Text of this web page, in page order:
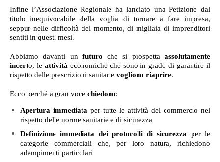
Infine l’Associazione Regionale ha lanciato una Petizione dal
titolo inequivocabile della voglia di tornare a fare impresa,
seppur nelle difficoltà del momento, di migliaia di imprenditori
sentiti in questi mesi.
Abbiamo davanti un futuro che si prospettaassolutamente
incerto, le attività economiche che sono in grado di garantire il
rispetto delle prescrizioni sanitarie vogliono riaprire.
Ecco perché a gran voce chiedono:
Apertura immediata per tutte le attività del commercio nel
rispetto delle norme sanitarie e di sicurezza
Definizione immediata dei protocolli di sicurezza per le
categorie commerciali che, per loro natura, richiedono
adempimenti particolari